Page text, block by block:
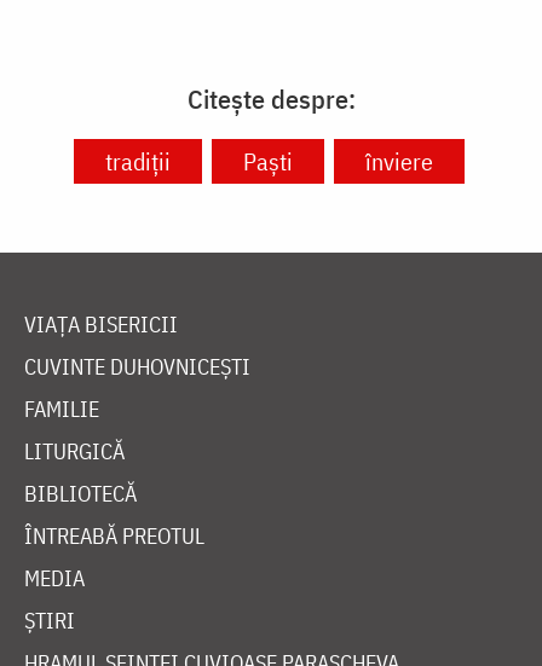
Citește despre:
tradiții Paști înviere
VIAȚA BISERICII
CUVINTE DUHOVNICEȘTI
FAMILIE
LITURGICĂ
BIBLIOTECĂ
ÎNTREABĂ PREOTUL
MEDIA
ȘTIRI